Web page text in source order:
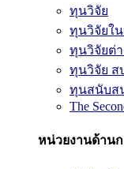
ทุนวิจัย
ทุนวิจัยใ
ทุนวิจัยต่
ทุนวิจัย ส
ทุนสนับส
The
หน่วยงานด้าน